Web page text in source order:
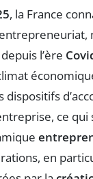
, la France
l’ère
dispositifs
ce
en